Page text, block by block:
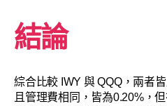
結論
綜合比較 IWY 與 QQQ，兩者
且管理費相同，皆為0.20%，